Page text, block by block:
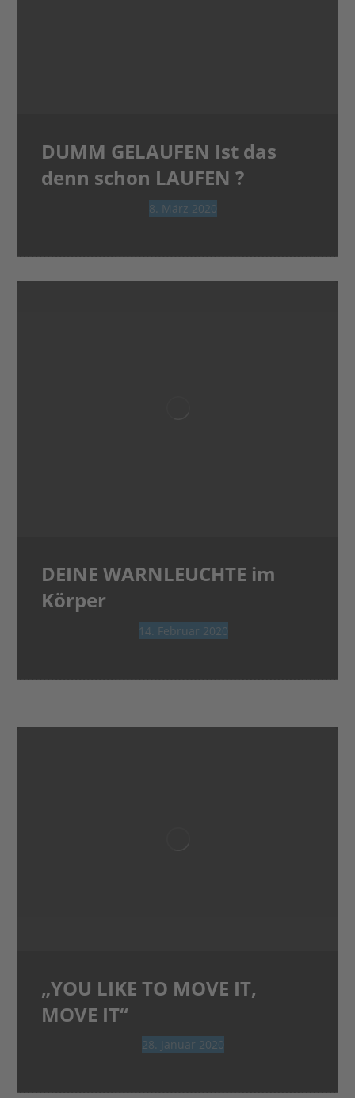
DUMM GELAUFEN Ist das
denn schon LAUFEN ?
8. März 2020
DEINE WARNLEUCHTE im
Körper
14. Februar 2020
„YOU LIKE TO MOVE IT,
MOVE IT“
28. Januar 2020